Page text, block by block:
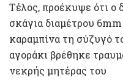
Τέλος, προέκυψε ότι ο
σκάγια διαμέτρου
καραμπίνα τη σύζυγό
αγοράκι βρέθηκε
νεκρής μητέρας του